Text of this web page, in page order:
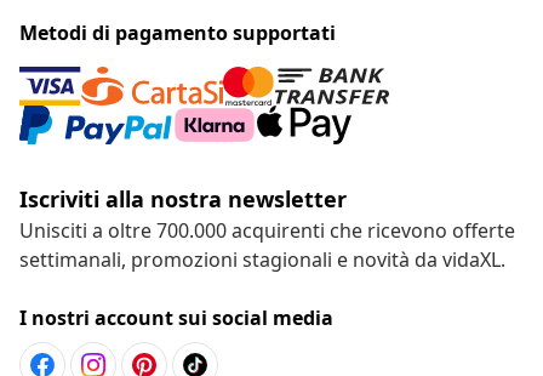
Metodi di pagamento supportati
Iscriviti alla nostra newsletter
Unisciti a oltre 700.000 acquirenti che ricevono offerte
settimanali, promozioni stagionali e novità da vidaXL.
I nostri account sui social media